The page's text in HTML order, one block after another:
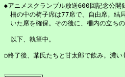
◆アニメスクランブル放送600回記念公開
柵の中の椅子席は77席で、自由席。結
いた席を確保。その後に、柵内の立ち
以下、執筆中。
○終了後、某氏たちと甘太郎で飲み。濃